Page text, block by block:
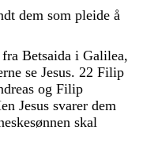
dem som pleide å
fra Betsaida i Galilea,
se Jesus. 22 Filip
og Filip
Jesus svarer dem
skal